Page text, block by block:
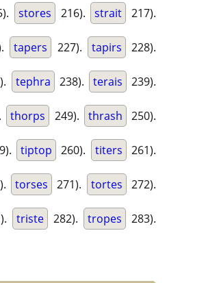
stores 216). strait 217).
tapers 227). tapirs 228).
tephra 238). terais 239).
thorps 249). thrash 250).
tiptop 260). titers 261).
torses 271). tortes 272).
triste 282). tropes 283).